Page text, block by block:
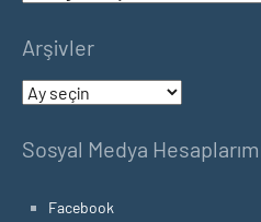
Arşivler
Arşivler
Sosyal Medya
Facebook